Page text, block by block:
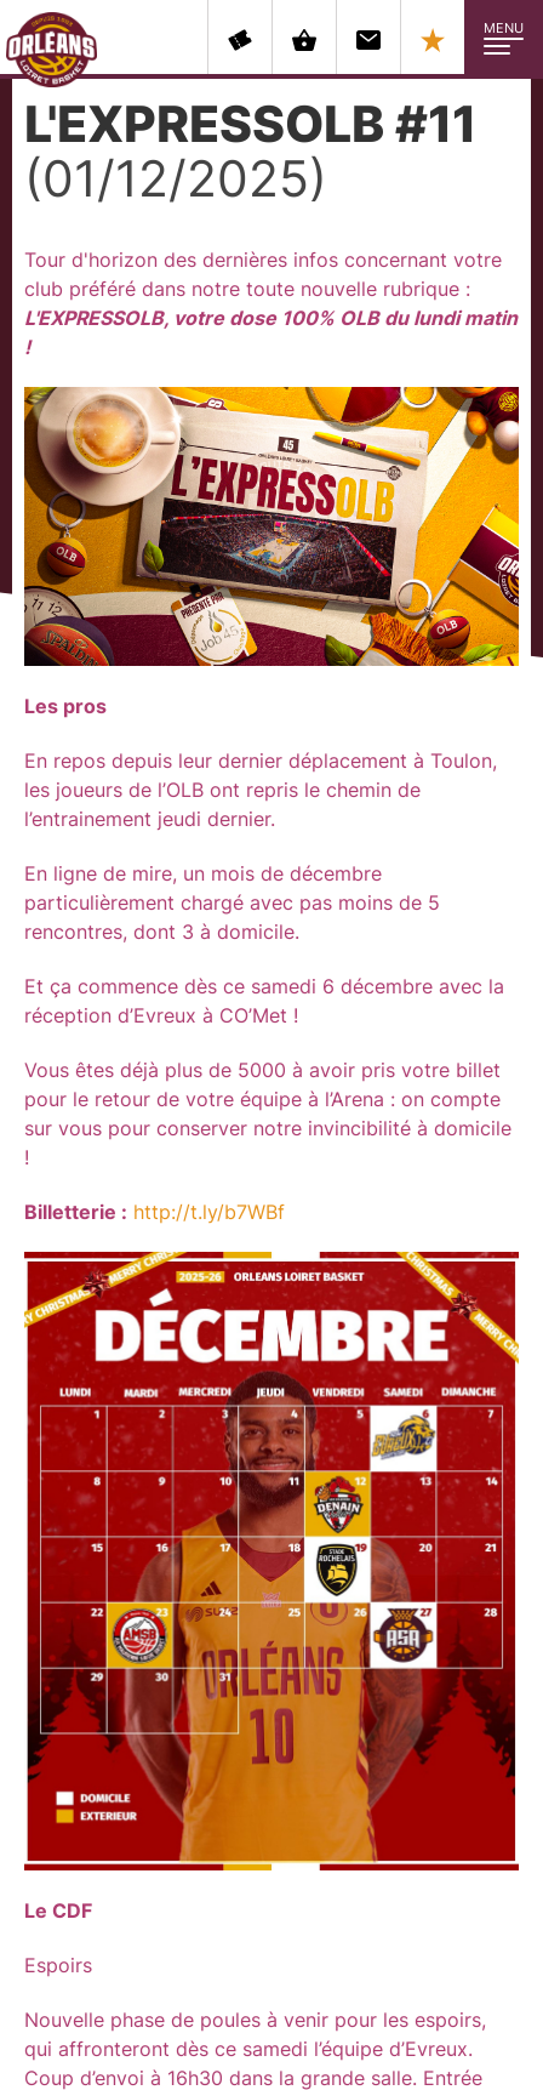
MENU
L'EXPRESSOLB #11
(01/12/2025)
Tour d'horizon des dernières infos concernant votre
club préféré dans notre toute nouvelle rubrique :
L'EXPRESSOLB, votre dose 100% OLB du lundi matin
!
Les pros
En repos depuis leur dernier déplacement à Toulon,
les joueurs de l’OLB ont repris le chemin de
l’entrainement jeudi dernier.
En ligne de mire, un mois de décembre
particulièrement chargé avec pas moins de 5
rencontres, dont 3 à domicile.
Et ça commence dès ce samedi 6 décembre avec la
réception d’Evreux à CO’Met !
Vous êtes déjà plus de 5000 à avoir pris votre billet
pour le retour de votre équipe à l’Arena : on compte
sur vous pour conserver notre invincibilité à domicile
!
Billetterie : http://t.ly/b7WBf
Le CDF
Espoirs
Nouvelle phase de poules à venir pour les espoirs,
qui affronteront dès ce samedi l’équipe d’Evreux.
Coup d’envoi à 16h30 dans la grande salle. Entrée